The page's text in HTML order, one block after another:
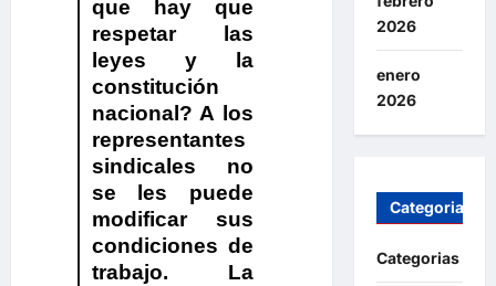
que hay que
respetar las
leyes y la
constitución
nacional? A los
representantes
sindicales no
se les puede
modificar sus
condiciones de
trabajo. La
2026
enero
2026
Categorias
Categorias